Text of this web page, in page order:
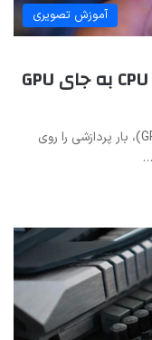
آموزش تصویری
راهنمای حل مشکل استفاده از CPU به جای GPU
اگر کامپیوتر شما به جای کارت گرافیک مجزا (GPU)، بار پردازشی را روی